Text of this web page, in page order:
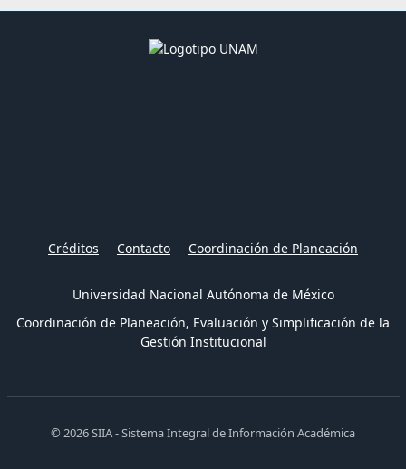
Créditos Contacto Coordinación de Planeación
Universidad Nacional Autónoma de México
Coordinación de Planeación, Evaluación y Simplificación de la
Gestión Institucional
© 2026 SIIA - Sistema Integral de Información Académica